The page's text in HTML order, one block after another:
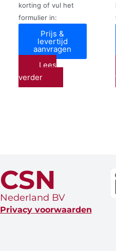
korting of vul het
formulier in:
Prijs &
levertijd
aanvragen
Lees
verder
CSN
Nederland BV
Privacy voorwaarden